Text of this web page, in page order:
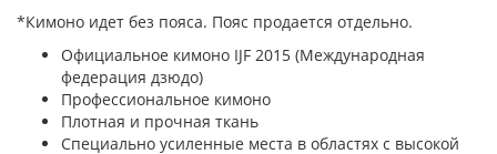
*Кимоно идет без пояса. Пояс продается отдельно.
Официальное кимоно IJF 2015 (Международная
федерация дзюдо)
Профессиональное кимоно
Плотная и прочная ткань
Специально усиленные места в областях с высокой